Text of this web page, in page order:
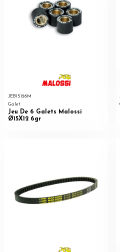
JEB15126M
Galet
Jeu De 6 Galets Malossi
Ø15X12 6gr